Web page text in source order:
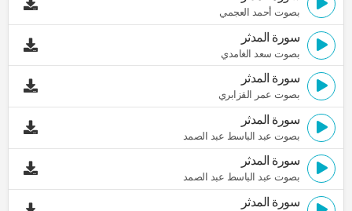
بصوت أحمد العجمي
سورة المدثر
بصوت سعد الغامدي
سورة المدثر
بصوت عمر القزابري
سورة المدثر
بصوت عبد الباسط عبد الصمد
سورة المدثر
بصوت عبد الباسط عبد الصمد
سورة المدثر